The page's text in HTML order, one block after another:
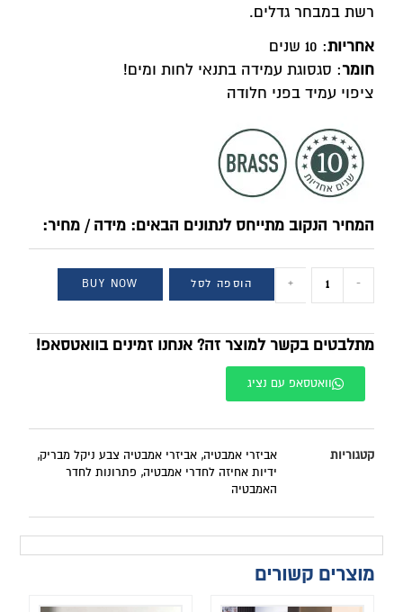
רשת במבחר גדלים.
אחריות: 10 שנים
חומר: סגסוגת עמידה בתנאי לחות ומים!
ציפוי עמיד בפני חלודה
המחיר הנקוב מתייחס לנתונים הבאים: מידה / מחיר:
-
+ הוספה לסל BUY NOW
מתלבטים בקשר למוצר זה? אנחנו זמינים בוואטסאפ!
וואטסאפ עם נציג
קטגוריות אביזרי אמבטיה,אביזרי אמבטיה צבע ניקל מבריק,
ידיות אחיזה לחדרי אמבטיה, פתרונות לחדר
האמבטיה
מוצרים קשורים